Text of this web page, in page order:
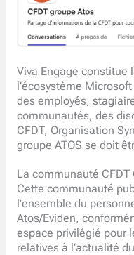
Viva Engage constitue
l’écosystème
des employés,
communautés, des
CFDT, Organisation
groupe ATOS se doit
La communauté CFDT
Cette communauté
l’ensemble du
Atos/Eviden,
espace privilégié pour
relatives à l’actualité